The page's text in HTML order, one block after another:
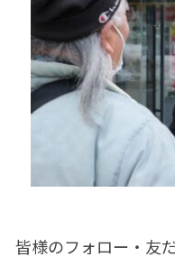
皆様のフォロー・友